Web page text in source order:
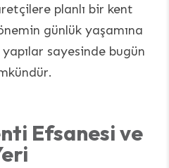
planlı bir kent
günlük yaşamına
sayesinde bugün
Efsanesi ve